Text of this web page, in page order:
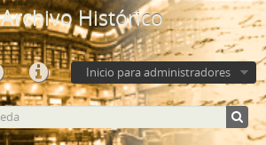
Archivo Histórico
Inicio para administradores